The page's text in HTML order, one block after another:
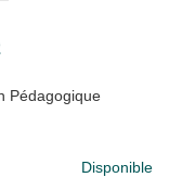
Pédagogique
Disponible